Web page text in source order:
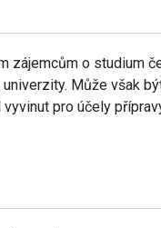
zájemcům o studium
Může však
pro účely